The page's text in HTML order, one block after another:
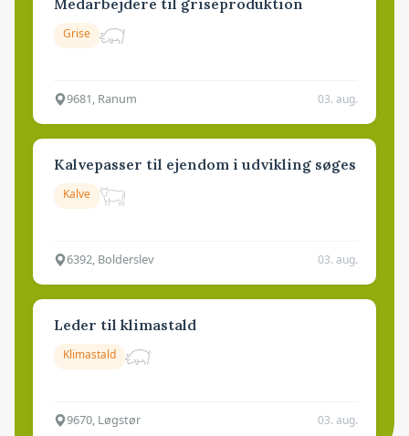
Medarbejdere til griseproduktion
Grise
9681, Ranum 03. aug.
Kalvepasser til ejendom i udvikling søges
Kalve
6392, Bolderslev 03. aug.
Leder til klimastald
Klimastald
9670, Løgstør 03. aug.